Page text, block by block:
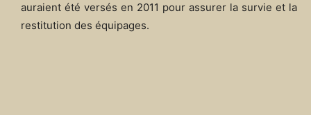
auraient été versés en 2011 pour assurer la survie et la
restitution des équipages.